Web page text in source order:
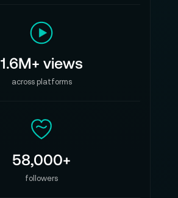
1.6M+ views
across platforms
58,000+
followers